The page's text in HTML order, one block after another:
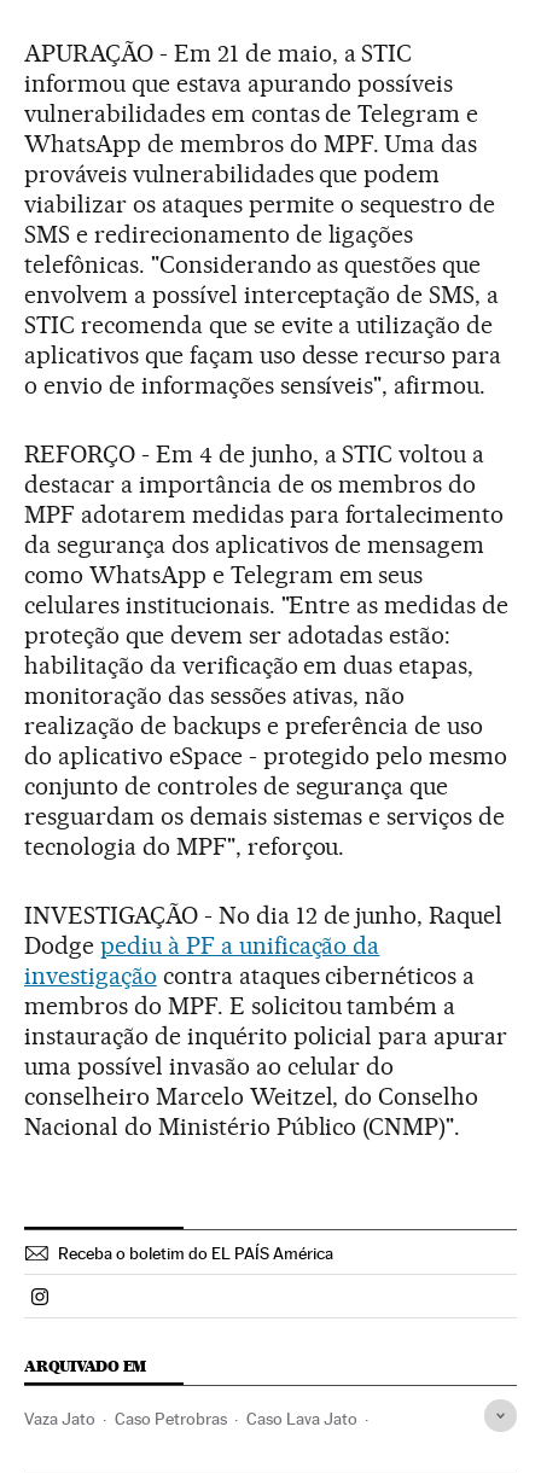
APURAÇÃO - Em 21 de maio, a STIC
informou que estava apurando possíveis
vulnerabilidades em contas de Telegram e
WhatsApp de membros do MPF. Uma das
prováveis vulnerabilidades que podem
viabilizar os ataques permite o sequestro de
SMS e redirecionamento de ligações
telefônicas. "Considerando as questões que
envolvem a possível interceptação de SMS, a
STIC recomenda que se evite a utilização de
aplicativos que façam uso desse recurso para
o envio de informações sensíveis", afirmou.
REFORÇO - Em 4 de junho, a STIC voltou a
destacar a importância de os membros do
MPF adotarem medidas para fortalecimento
da segurança dos aplicativos de mensagem
como WhatsApp e Telegram em seus
celulares institucionais. "Entre as medidas de
proteção que devem ser adotadas estão:
habilitação da verificação em duas etapas,
monitoração das sessões ativas, não
realização de backups e preferência de uso
do aplicativo eSpace - protegido pelo mesmo
conjunto de controles de segurança que
resguardam os demais sistemas e serviços de
tecnologia do MPF", reforçou.
INVESTIGAÇÃO - No dia 12 de junho, Raquel
Dodge pediu à PF a unificação da
investigação contra ataques cibernéticos a
membros do MPF. E solicitou também a
instauração de inquérito policial para apurar
uma possível invasão ao celular do
conselheiro Marcelo Weitzel, do Conselho
Nacional do Ministério Público (CNMP)".
Receba o boletim do EL PAÍS América
Politica El País Brasil en Instagram
ARQUIVADO EM
Vaza Jato Caso Petrobras Caso Lava Jato